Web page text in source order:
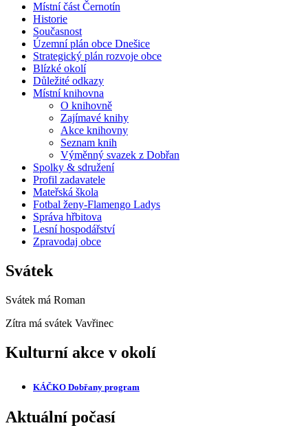
Místní část Černotín
Historie
Současnost
Územní plán obce Dnešice
Strategický plán rozvoje obce
Blízké okolí
Důležité odkazy
Místní knihovna
O knihovně
Zajímavé knihy
Akce knihovny
Seznam knih
Výměnný svazek z Dobřan
Spolky & sdružení
Profil zadavatele
Mateřská škola
Fotbal ženy-Flamengo Ladys
Správa hřbitova
Lesní hospodářství
Zpravodaj obce
Svátek
Svátek má Roman
Zítra má svátek Vavřinec
Kulturní akce v okolí
KÁČKO Dobřany program
Aktuální počasí